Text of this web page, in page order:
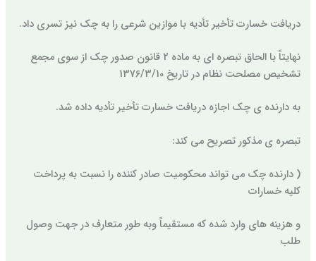
دریافت خسارت تأخیر تأدیه با موازین شرعی را به چک نیز تسری داد.
نهایتاً با الحاق تبصره ای به ماده 2 قانون صدور چک از سوی مجمع
تشخیص مصلحت نظام در تاریخ 1376/3/10
به دارنده ی چک اجازه دریافت خسارت تأخیر تأدیه داده شد.
تبصره ی مذکور تصریح می کند:
( دارنده چک می تواند محکومیت صادر کننده را نسبت به پرداخت
کلیه خسارات
و هزینه های وارد شده که مستقیماً وبه طور متعارف در جهت وصول
طلب